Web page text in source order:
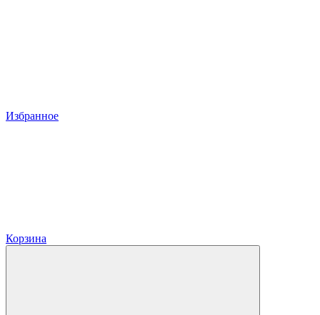
Избранное
Корзина